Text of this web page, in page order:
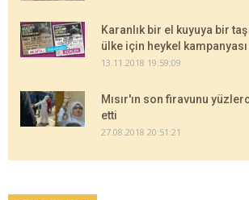
Karanlık bir el kuyuya bir taş
ülke için heykel kampanyası
13.11.2018 19:59:09
Mısır'ın son firavunu
etti
27.08.2018 20:51:21